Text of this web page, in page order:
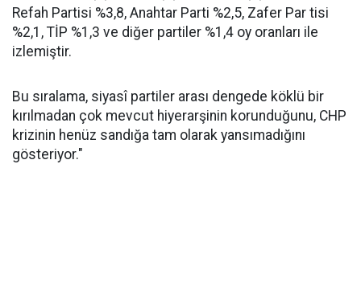
Refah Partisi %3,8, Anahtar Parti %2,5, Zafer Par tisi
%2,1, TİP %1,3 ve diğer partiler %1,4 oy oranları ile
izlemiştir.
Bu sıralama, siyasî partiler arası dengede köklü bir
kırılmadan çok mevcut hiyerarşinin korunduğunu, CHP
krizinin henüz sandığa tam olarak yansımadığını
gösteriyor."